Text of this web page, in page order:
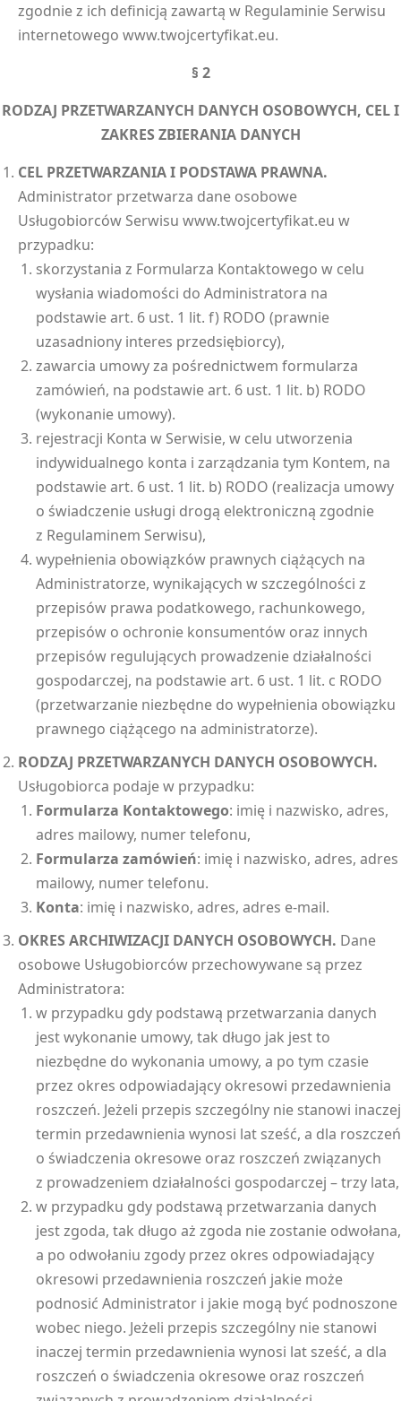
zgodnie z ich definicją zawartą w Regulaminie Serwisu
internetowego www.twojcertyfikat.eu.
§ 2
RODZAJ PRZETWARZANYCH DANYCH OSOBOWYCH, CEL I
ZAKRES ZBIERANIA DANYCH
CEL PRZETWARZANIA I PODSTAWA PRAWNA.
Administrator przetwarza dane osobowe
Usługobiorców Serwisu www.twojcertyfikat.eu w
przypadku:
skorzystania z Formularza Kontaktowego w celu
wysłania wiadomości do Administratora na
podstawie art. 6 ust. 1 lit. f) RODO (prawnie
uzasadniony interes przedsiębiorcy),
zawarcia umowy za pośrednictwem formularza
zamówień, na podstawie art. 6 ust. 1 lit. b) RODO
(wykonanie umowy).
rejestracji Konta w Serwisie, w celu utworzenia
indywidualnego konta i zarządzania tym Kontem, na
podstawie art. 6 ust. 1 lit. b) RODO (realizacja umowy
o świadczenie usługi drogą elektroniczną zgodnie
z Regulaminem Serwisu),
wypełnienia obowiązków prawnych ciążących na
Administratorze, wynikających w szczególności z
przepisów prawa podatkowego, rachunkowego,
przepisów o ochronie konsumentów oraz innych
przepisów regulujących prowadzenie działalności
gospodarczej, na podstawie art. 6 ust. 1 lit. c RODO
(przetwarzanie niezbędne do wypełnienia obowiązku
prawnego ciążącego na administratorze).
RODZAJ PRZETWARZANYCH DANYCH OSOBOWYCH.
Usługobiorca podaje w przypadku:
Formularza Kontaktowego: imię i nazwisko, adres,
adres mailowy, numer telefonu,
Formularza zamówień: imię i nazwisko, adres, adres
mailowy, numer telefonu.
Konta: imię i nazwisko, adres, adres e-mail.
OKRES ARCHIWIZACJI DANYCH OSOBOWYCH. Dane
osobowe Usługobiorców przechowywane są przez
Administratora:
w przypadku gdy podstawą przetwarzania danych
jest wykonanie umowy, tak długo jak jest to
niezbędne do wykonania umowy, a po tym czasie
przez okres odpowiadający okresowi przedawnienia
roszczeń. Jeżeli przepis szczególny nie stanowi inaczej
termin przedawnienia wynosi lat sześć, a dla roszczeń
o świadczenia okresowe oraz roszczeń związanych
z prowadzeniem działalności gospodarczej – trzy lata,
w przypadku gdy podstawą przetwarzania danych
jest zgoda, tak długo aż zgoda nie zostanie odwołana,
a po odwołaniu zgody przez okres odpowiadający
okresowi przedawnienia roszczeń jakie może
podnosić Administrator i jakie mogą być podnoszone
wobec niego. Jeżeli przepis szczególny nie stanowi
inaczej termin przedawnienia wynosi lat sześć, a dla
roszczeń o świadczenia okresowe oraz roszczeń